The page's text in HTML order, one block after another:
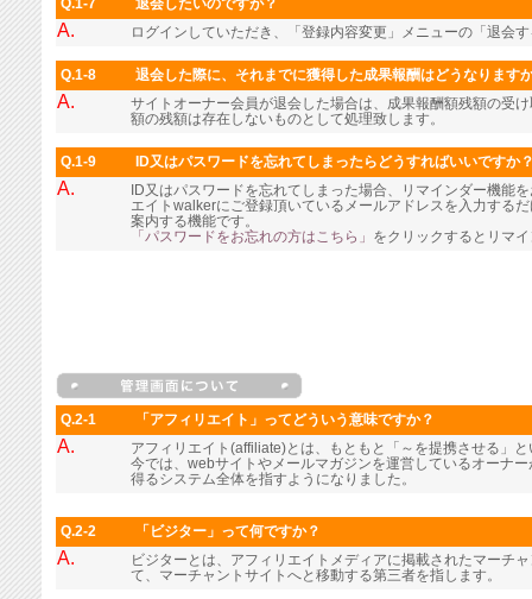
Q.1-7 退会したいのですが？
A. ログインしていただき、「登録内容変更」メニューの「退会
Q.1-8 退会した際に、それまでに獲得した成果報酬はどうなります
A.
サイトオーナー会員が退会した場合は、成果報酬額残額の受
額の残額は存在しないものとして処理致します。
Q.1-9 ID又はパスワードを忘れてしまったらどうすればいいですか
A.
ID又はパスワードを忘れてしまった場合、リマインダー機能
エイトwalkerにご登録頂いているメールアドレスを入力する
案内する機能です。
「パスワードをお忘れの方はこちら」 をクリックするとリマ
Q.2-1 「アフィリエイト」ってどういう意味ですか？
A.
アフィリエイト(affiliate)とは、もともと「～を提携させる」
今では、webサイトやメールマガジンを運営しているオーナ
得るシステム全体を指すようになりました。
Q.2-2 「ビジター」って何ですか？
A.
ビジターとは、アフィリエイトメディアに掲載されたマーチ
て、マーチャントサイトへと移動する第三者を指します。